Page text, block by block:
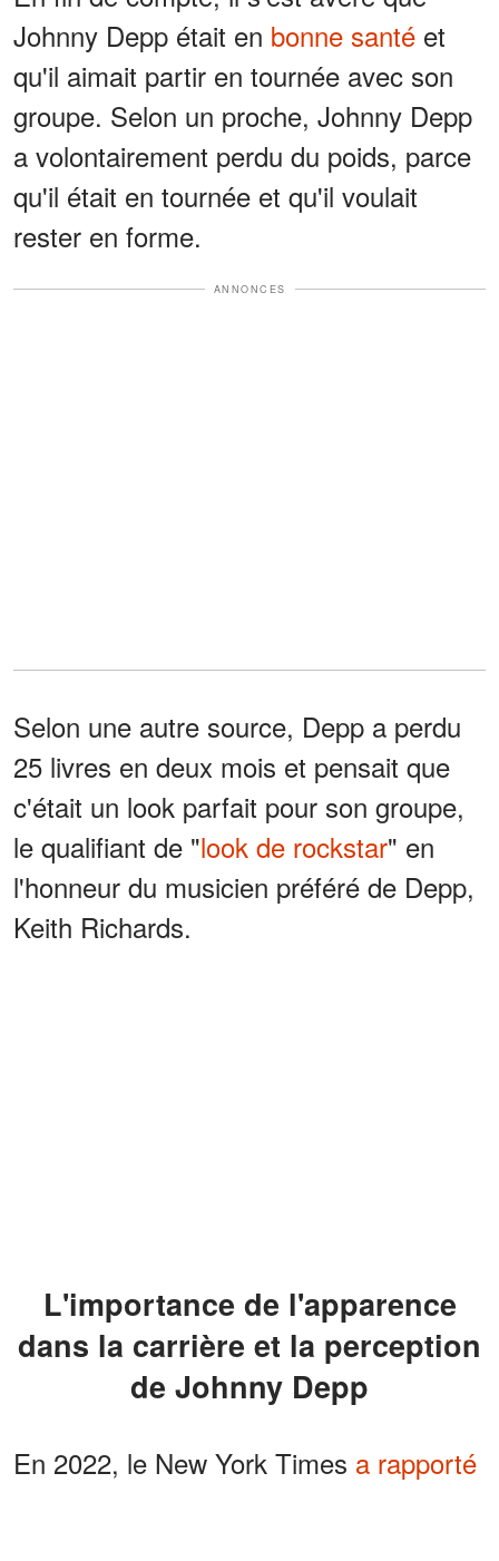
Johnny Depp était en bonne santé et
qu'il aimait partir en tournée avec son
groupe. Selon un proche, Johnny Depp
a volontairement perdu du poids, parce
qu'il était en tournée et qu'il voulait
rester en forme.
ANNONCES
Selon une autre source, Depp a perdu
25 livres en deux mois et pensait que
c'était un look parfait pour son groupe,
le qualifiant de "look de rockstar" en
l'honneur du musicien préféré de Depp,
Keith Richards.
L'importance de l'apparence
dans la carrière et la perception
de Johnny Depp
En 2022, le New York Times a rapporté